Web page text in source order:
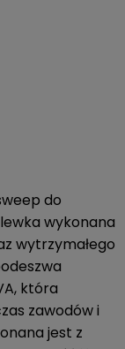
do
wykonana
wytrzymałego
która
zawodów i
jest z